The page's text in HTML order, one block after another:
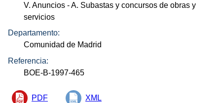
V. Anuncios - A. Subastas y concursos de obras y
servicios
Departamento:
Comunidad de Madrid
Referencia:
BOE-B-1997-465
PDF XML